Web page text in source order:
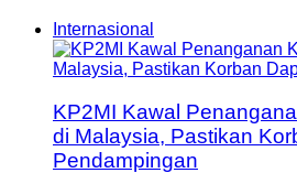
Internasional
KP2MI Kawal
di Malaysia, Pastikan
Pendampingan